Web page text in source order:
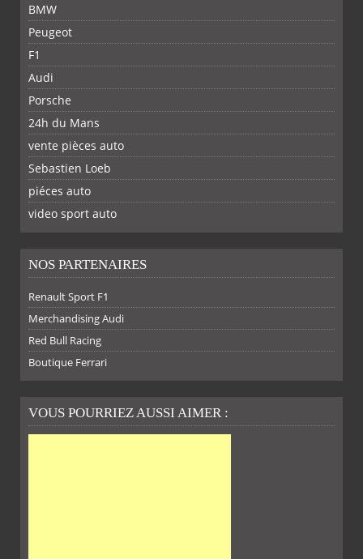
SUR SUR SUR SUR
FACEBOOKTWITTER
BMW
Peugeot
F1
Audi
Porsche
24h du Mans
vente pièces auto
Sebastien Loeb
piéces auto
video sport auto
NOS PARTENAIRES
Renault Sport F1
Merchandising Audi
Red Bull Racing
Boutique Ferrari
VOUS POURRIEZ AUSSI AIMER :